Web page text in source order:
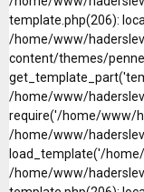
template.php(206):
/home/www/
content/themes/
/home/www/
require('/home/www/
/home/www/
load_template('/
/home/www/